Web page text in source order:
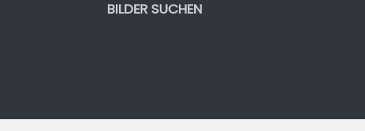
BILDER SUCHEN